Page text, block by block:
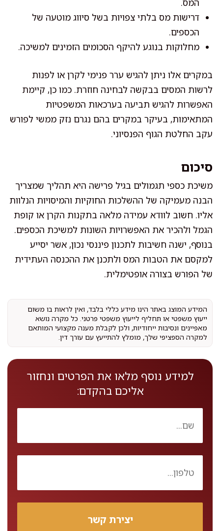
דרישות מס בלתי צפויות בשל סיווג מוטעה של
הכספים.
מחלוקות בנוגע להיקף הסכומים הזמינים למשיכה.
במקרים אלו ניתן להגיש ערר פנימי לקרן או לפנות
לרשות המסים בבקשה לבחינה חוזרת. כמו כן, קיימת
האפשרות להגיש תביעה בערכאות המשפטיות
המתאימות, בעיקר במקרים בהם נגרם נזק ממשי לפורש
עקב החלטת הגוף הפנסיוני.
סיכום
משיכת כספי תגמולים בגיל פרישה היא תהליך שמצריך
הבנה מעמיקה של ההשלכות החוקיות והמיסויות הנלוות
אליו. חשוב לוודא עמידה מלאה בתקנות הקרן או קופת
הגמל ולהכיר את האפשרויות השונות למשיכת הכספים.
בנוסף, ישנה חשיבות לתכנון פיננסי נכון, אשר יסייע
למקסם את הטבות המס ולתכנן את ההכנסה העתידית
של הפורש בצורה אופטימלית.
המידע המוצג באתר הינו מידע כללי בלבד, ואין לראות בו משום
ייעוץ משפטי או תחליף לייעוץ משפטי פרטני. כל מקרה נושא
מאפיינים ונסיבות ייחודיות, ולכן לקבלת מענה מקצועי המותאם
למקרה הספציפי שלך, מומלץ להתייעץ עם עורך דין.
למידע נוסף מלאו את הפרטים ונחזור
אליכם בהקדם: